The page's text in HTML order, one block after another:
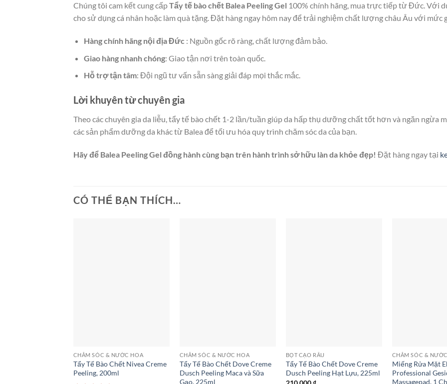
Chúng tôi cam kết cung cấpTẩy tế bào chết Balea Peeling Gel 100% chính hãng, mua trực tiếp từ Đức. Với
cho sử dụng cá nhân hoặc làm quà tặng. Đặt hàng ngay hôm nay để trải nghiệm chất lượng châu Âu với mức
Hàng chính hãng nội địa Đức : Nguồn gốc rõ ràng, chất lượng đảm bảo.
Giao hàng nhanh chóng: Giao tận nơi trên toàn quốc.
Hỗ trợ tận tâm: Đội ngũ tư vấn sẵn sàng giải đáp mọi thắc mắc.
Lời khuyên từ chuyên gia
Theo các chuyên gia da liễu, tẩy tế bào chết 1-2 lần/tuần giúp da hấp thụ dưỡng chất tốt hơn và ngăn ngừa
các sản phẩm dưỡng da khác từ Balea để tối ưu hóa quy trình chăm sóc da của bạn.
Hãy để Balea Peeling Gel đồng hành cùng bạn trên hành trình sở hữu làn da khỏe đẹp! Đặt hàng ngay tại
CÓ THỂ BẠN THÍCH…
CHĂM SÓC & NƯỚC HOA
Tẩy Tế Bào Chết Nivea Creme
Peeling, 200ml
CHĂM SÓC & NƯỚC HOA
Tẩy Tế Bào Chết Dove Creme
Dusch Peeling Maca và Sữa
Gạo, 225ml
BỌT CẠO RÂU
Tẩy Tế Bào Chết Dove Creme
Dusch Peeling Hạt Lựu, 225ml
CHĂM SÓC &
Miếng Rửa Mặt
Professional
Massagepad, 1